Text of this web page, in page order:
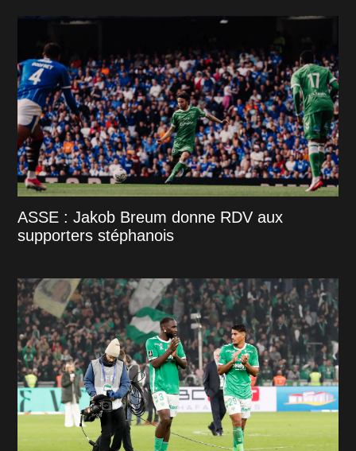
ASSE : Jakob Breum donne RDV aux
supporters stéphanois